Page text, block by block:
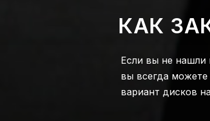
КАК
Если вы не нашли
вы всегда можете
вариант дисков